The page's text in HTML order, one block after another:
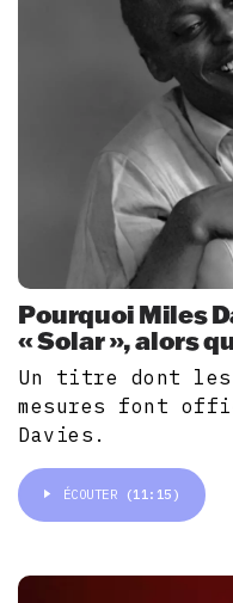
Pourquoi Miles
« Solar », alors
Un titre dont les
mesures font
Davies.
ÉCOUTER (11:15)